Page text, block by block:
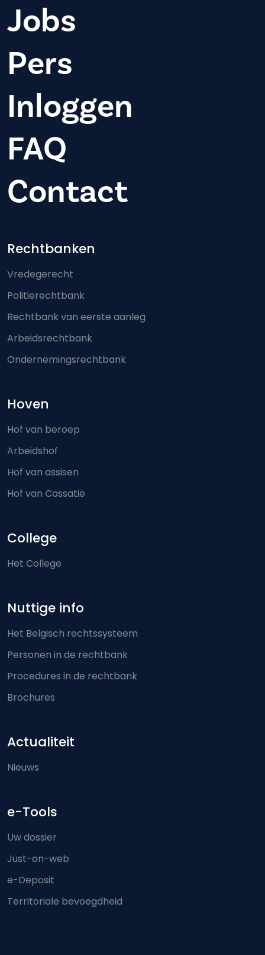
Jobs
Pers
Inloggen
FAQ
Contact
Footer-menu
Rechtbanken
Vredegerecht
Politierechtbank
Rechtbank van eerste aanleg
Arbeidsrechtbank
Ondernemingsrechtbank
Hoven
Hof van beroep
Arbeidshof
Hof van assisen
Hof van Cassatie
College
Het College
Nuttige info
Het Belgisch rechtssysteem
Personen in de rechtbank
Procedures in de rechtbank
Brochures
Actualiteit
Nieuws
e-Tools
Uw dossier
Just-on-web
e-Deposit
Territoriale bevoegdheid